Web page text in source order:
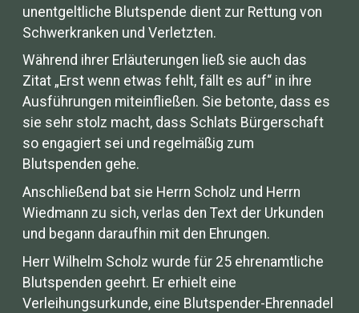
unentgeltliche Blutspende dient zur Rettung von
Schwerkranken und Verletzten.
Während ihrer Erläuterungen ließ sie auch das
Zitat „Erst wenn etwas fehlt, fällt es auf“ in ihre
Ausführungen miteinfließen. Sie betonte, dass es
sie sehr stolz macht, dass Schlats Bürgerschaft
so engagiert sei und regelmäßig zum
Blutspenden gehe.
Anschließend bat sie Herrn Scholz und Herrn
Wiedmann zu sich, verlas den Text der Urkunden
und begann daraufhin mit den Ehrungen.
Herr Wilhelm Scholz wurde für 25 ehrenamtliche
Blutspenden geehrt. Er erhielt eine
Verleihungsurkunde, eine Blutspender-Ehrennadel